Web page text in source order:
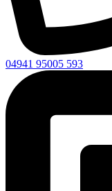
04941 95005 593